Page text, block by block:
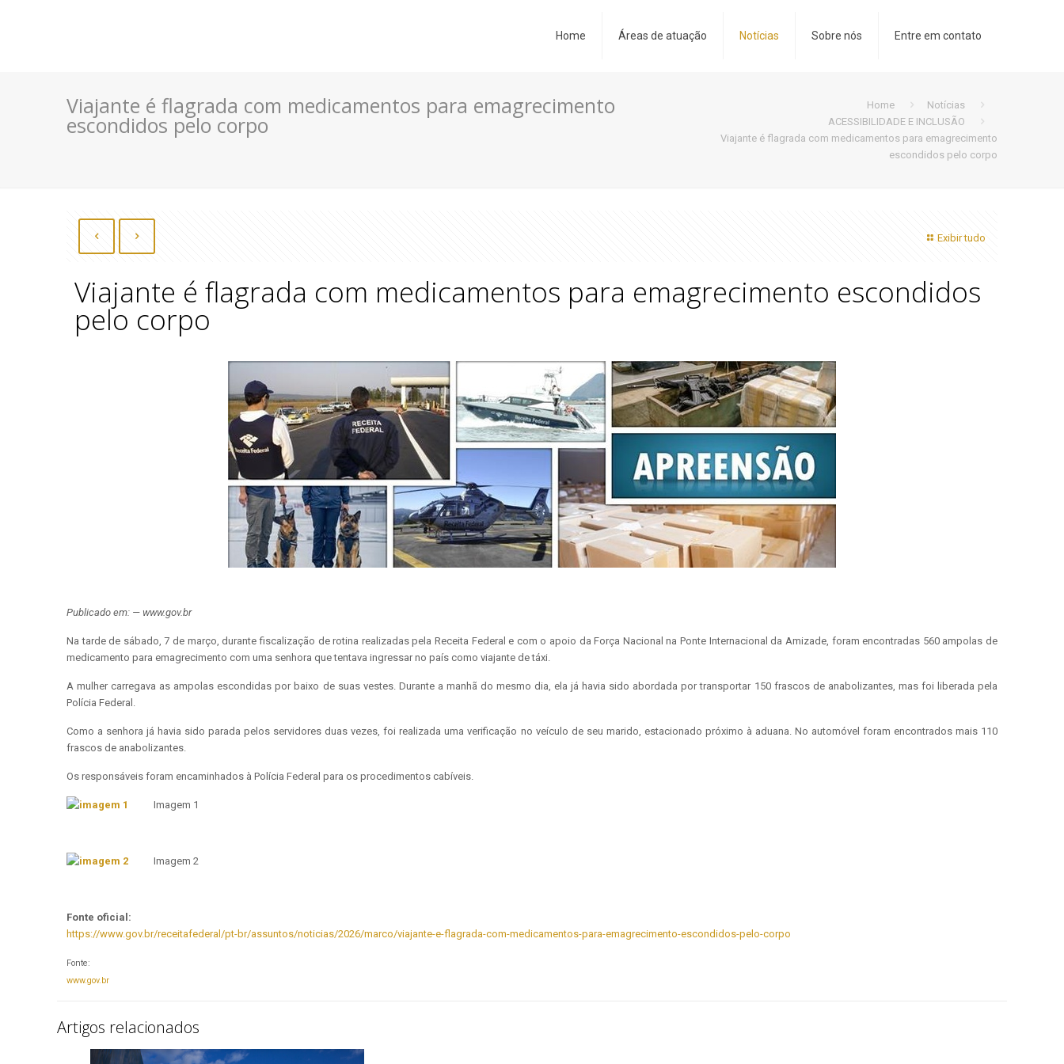
Home Áreas de atuação Notícias Sobre nós Entre em contato
Viajante é flagrada com medicamentos para emagrecimento
escondidos pelo corpo
Home
Notícias
ACESSIBILIDADE E INCLUSÃO
Viajante é flagrada com medicamentos para emagrecimento
escondidos pelo corpo
Exibir tudo
Viajante é flagrada com medicamentos para emagrecimento escondidos
pelo corpo
Publicado em: — www.gov.br
Na tarde de sábado, 7 de março, durante fiscalização de rotina realizadas pela Receita Federal e com o apoio da Força Nacional na Ponte Internacional da Amizade, foram encontradas 560 ampolas de
medicamento para emagrecimento com uma senhora que tentava ingressar no país como viajante de táxi.
A mulher carregava as ampolas escondidas por baixo de suas vestes. Durante a manhã do mesmo dia, ela já havia sido abordada por transportar 150 frascos de anabolizantes, mas foi liberada pela
Polícia Federal.
Como a senhora já havia sido parada pelos servidores duas vezes, foi realizada uma verificação no veículo de seu marido, estacionado próximo à aduana. No automóvel foram encontrados mais 110
frascos de anabolizantes.
Os responsáveis foram encaminhados à Polícia Federal para os procedimentos cabíveis.
Imagem 1
Imagem 2
Fonte oficial:
https://www.gov.br/receitafederal/pt-br/assuntos/noticias/2026/marco/viajante-e-flagrada-com-medicamentos-para-emagrecimento-escondidos-pelo-corpo
Fonte:
www.gov.br
Artigos relacionados